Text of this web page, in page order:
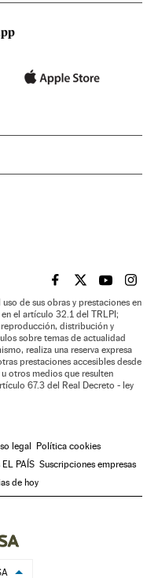
EL PAÍS BRASIL EN
EL PAÍSEL PAÍS
EL
de sus obras y prestaciones en
el artículo 32.1 del TRLPI;
reproducción, distribución y
sobre temas de actualidad
realiza una reserva expresa
prestaciones accesibles desde
otros medios que resulten
67.3 del Real Decreto - ley
legal Política cookies
PAÍS Suscripciones empresas
de hoy